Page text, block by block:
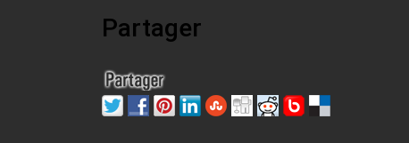
Partager